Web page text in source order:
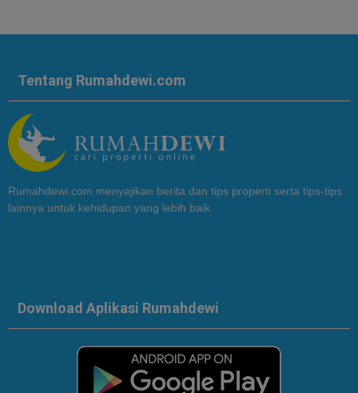
Tentang Rumahdewi.com
Rumahdewi.com menyajikan berita dan tips properti serta tips-tips
lainnya untuk kehidupan yang lebih baik
Download Aplikasi Rumahdewi